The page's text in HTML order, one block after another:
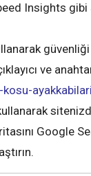
Insights gibi
ve
ayakkabilari
Google